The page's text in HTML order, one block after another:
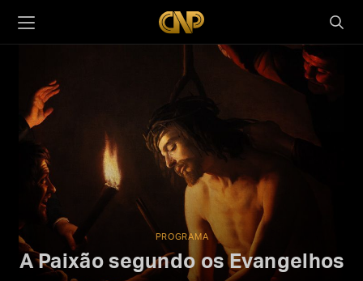
PROGRAMA
A Paixão segundo os Evangelhos